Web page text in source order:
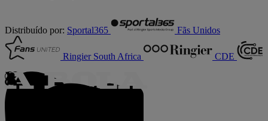
Distribuído por: Sportal365 Fãs Unidos
Ringier South Africa CDE